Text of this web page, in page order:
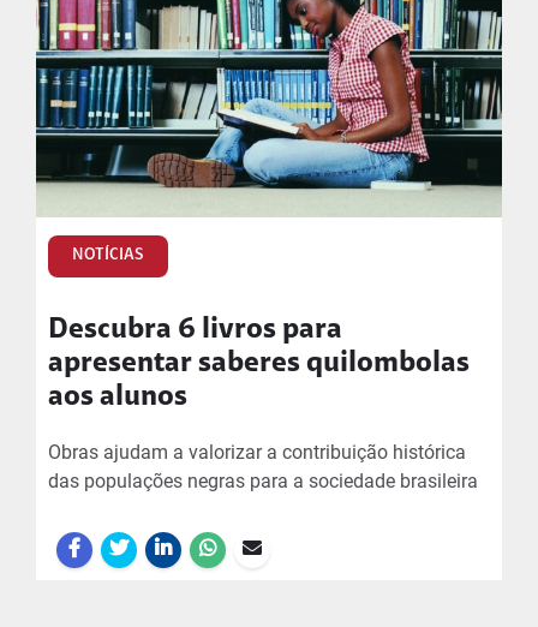
NOTÍCIAS
Descubra 6 livros para
apresentar saberes quilombolas
aos alunos
Obras ajudam a valorizar a contribuição histórica
das populações negras para a sociedade brasileira